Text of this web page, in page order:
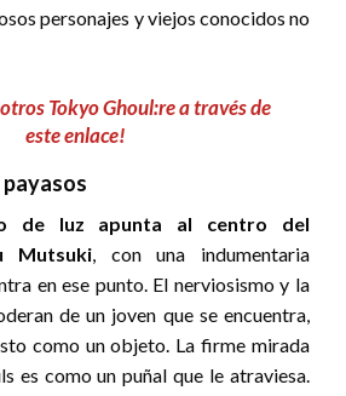
personajes y viejos conocidos no
Tokyo Ghoul:re a través de
este enlace!
de luz apunta al centro del
Mutsuki, con una indumentaria
en ese punto. El nerviosismo y la
de un joven que se encuentra,
como un objeto. La firme mirada
es como un puñal que le atraviesa.